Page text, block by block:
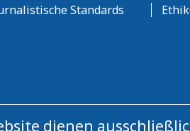
Standards
dienen